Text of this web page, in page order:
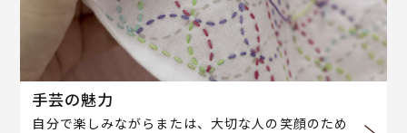
手芸の魅力
自分で楽しみながらまたは、大切な人の笑顔のため